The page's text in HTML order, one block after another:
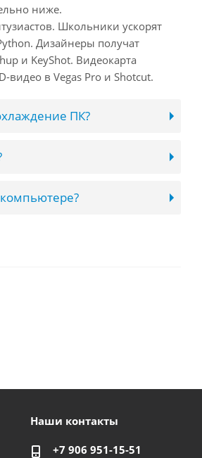
ниже.
Школьники ускорят
Дизайнеры получат
и KeyShot. Видеокарта
видео в Vegas Pro и Shotcut.
ПК?
Наши контакты
+7 906 951-15-51